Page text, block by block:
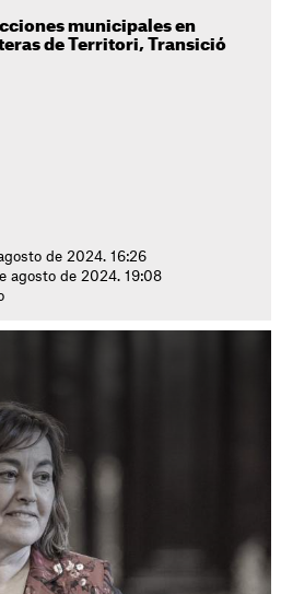
municipales en
de Territori, Transició
de 2024. 16:26
agosto de 2024. 19:08